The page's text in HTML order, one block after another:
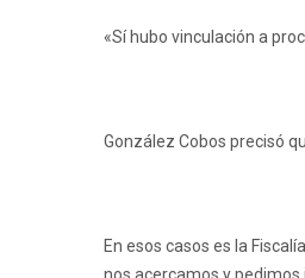
«Sí hubo vinculación a
González Cobos precisó
En esos casos es la